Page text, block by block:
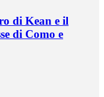
di Kean e il
di Como e